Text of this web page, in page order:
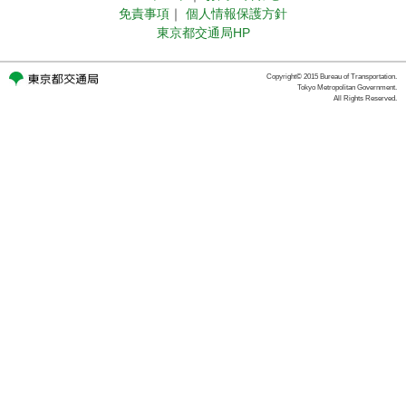
免責事項 ｜
個人情報保護方針
東京都交通局HP
Copyright© 2015 Bureau of Transportation.
Tokyo Metropolitan Government.
All Rights Reserved.